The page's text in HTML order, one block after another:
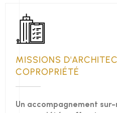
MISSIONS
COPROPRIÉTÉ
Un accompagnement